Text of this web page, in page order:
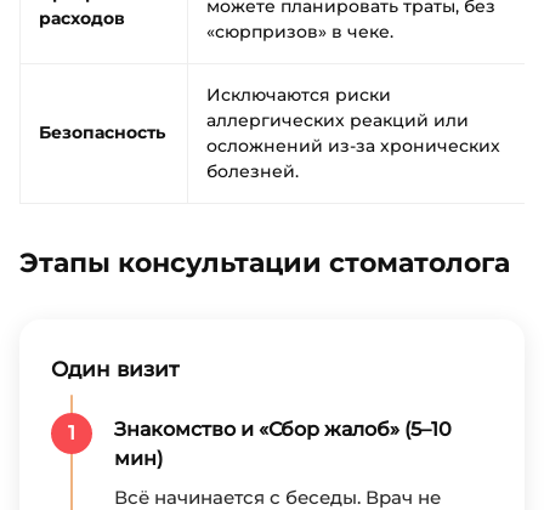
расходов
можете планировать траты, без
«сюрпризов» в чеке.
Безопасность
Исключаются риски
аллергических реакций или
осложнений из-за хронических
болезней.
Этапы консультации стоматолога
Один визит
1
Знакомство и «Сбор жалоб» (5–10
мин)
Всё начинается с беседы. Врач не